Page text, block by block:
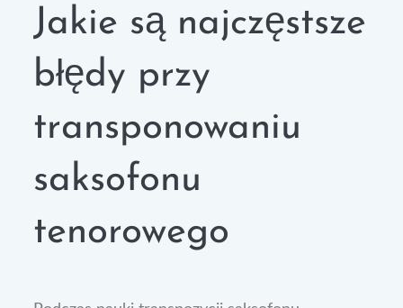
Jakie są najczęstsze
błędy przy
transponowaniu
saksofonu
tenorowego